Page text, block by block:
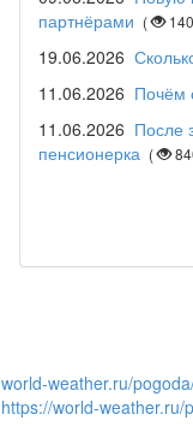
партнёрами (
19.06.2026
11.06.2026 Почём
11.06.2026 После
пенсионерка (
world-weather.ru/
https://world-